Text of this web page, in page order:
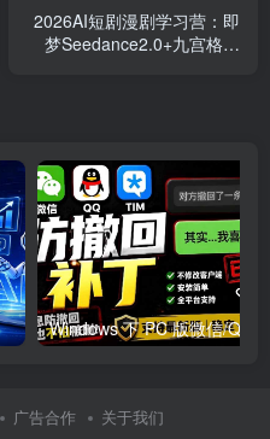
2026AI短剧漫剧学习营：即
梦Seedance2.0+九宫格分
广告合作 关于我们